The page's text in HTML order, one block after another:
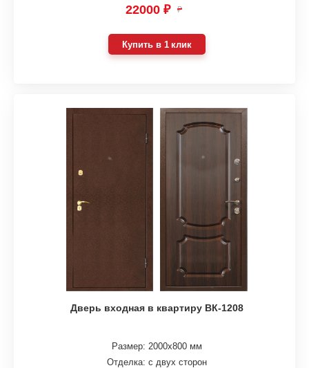
22000 ₽ ₽
Купить в 1 клик
Дверь входная в квартиру ВК-1208
Размер: 2000х800 мм
Отделка: с двух сторон